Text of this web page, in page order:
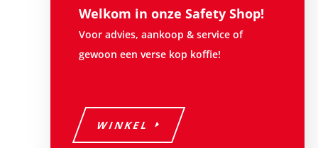
Welkom in onze Safety Shop!
Voor advies, aankoop & service of
gewoon een verse kop koffie!
WINKEL